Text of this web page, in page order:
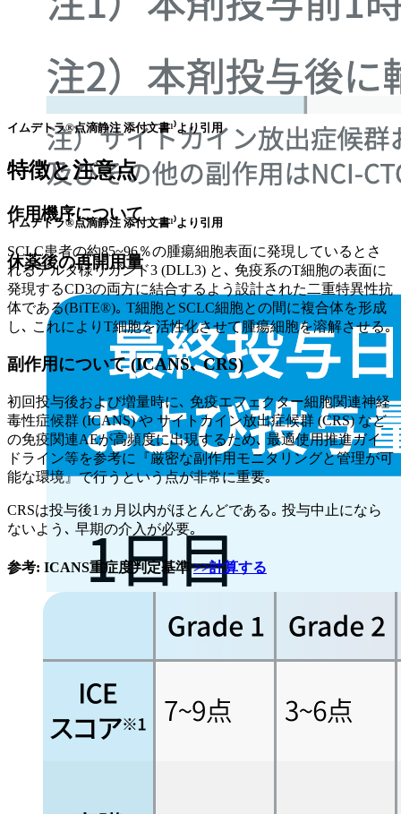
イムデトラ®点滴静注 添付文書¹⁾より引用
特徴と注意点
作用機序について
SCLC患者の約85~96％の腫瘍細胞表面に発現しているとさ
れるデルタ様リガンド3 (DLL3) と､ 免疫系のT細胞の表面に
発現するCD3の両方に結合するよう設計された二重特異性抗
体である(BiTE®)｡ T細胞とSCLC細胞との間に複合体を形成
し､ これによりT細胞を活性化させて腫瘍細胞を溶解させる｡
副作用について (ICANS､ CRS)
初回投与後および増量時に､ 免疫エフェクター細胞関連神経
毒性症候群 (ICANS) や サイトカイン放出症候群 (CRS) など
の免疫関連AEが高頻度に出現するため､ 最適使用推進ガイ
ドライン等を参考に『厳密な副作用モニタリングと管理が可
能な環境』で行うという点が非常に重要｡
CRSは投与後1ヵ月以内がほとんどである｡ 投与中止になら
ないよう､ 早期の介入が必要｡
参考: ICANS重症度判定基準 >>計算する
イムデトラ®点滴静注 添付文書¹⁾より引用
休薬後の再開用量